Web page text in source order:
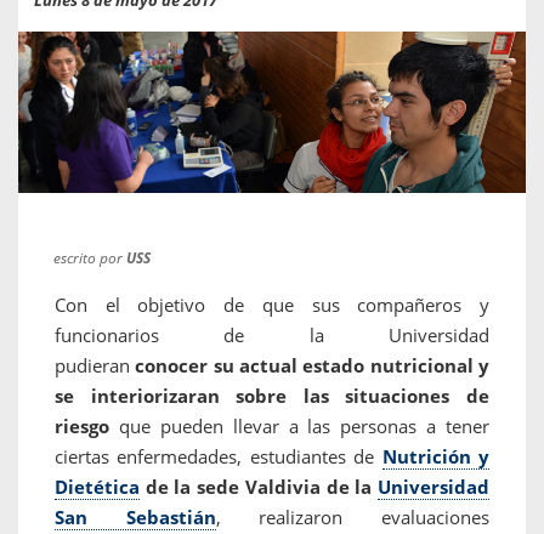
escrito por USS
Con el objetivo de que sus compañeros y
funcionarios de la Universidad
pudieranconocer su actual estado nutricional y
se interiorizaran sobre las situaciones de
riesgo que pueden llevar a las personas a tener
ciertas enfermedades, estudiantes de Nutrición y
Dietética de la sede Valdivia de la Universidad
San Sebastián, realizaron evaluaciones